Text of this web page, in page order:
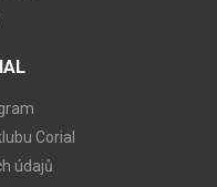
Corial
údajů